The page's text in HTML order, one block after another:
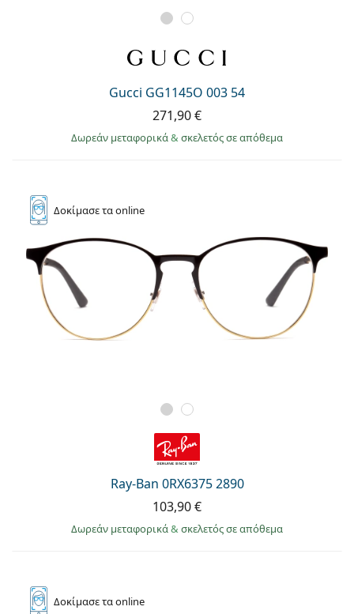
Gucci GG1145O 003 54
271,90 €
Δωρεάν μεταφορικά& σκελετός σε απόθεμα
Δοκίμασετα online
Ray-Ban 0RX6375 2890
103,90 €
Δωρεάν μεταφορικά& σκελετός σε απόθεμα
Δοκίμασετα online